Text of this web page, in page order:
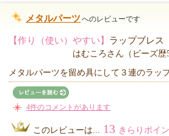
メタルパーツ へのレビューです
【作り（使い）やすい】 ラップブレス
はむころさん（ビーズ歴
メタルパーツを留め具にして３連のラッ
4件のコメントがあります
このレビューは... 13 きらりポイ